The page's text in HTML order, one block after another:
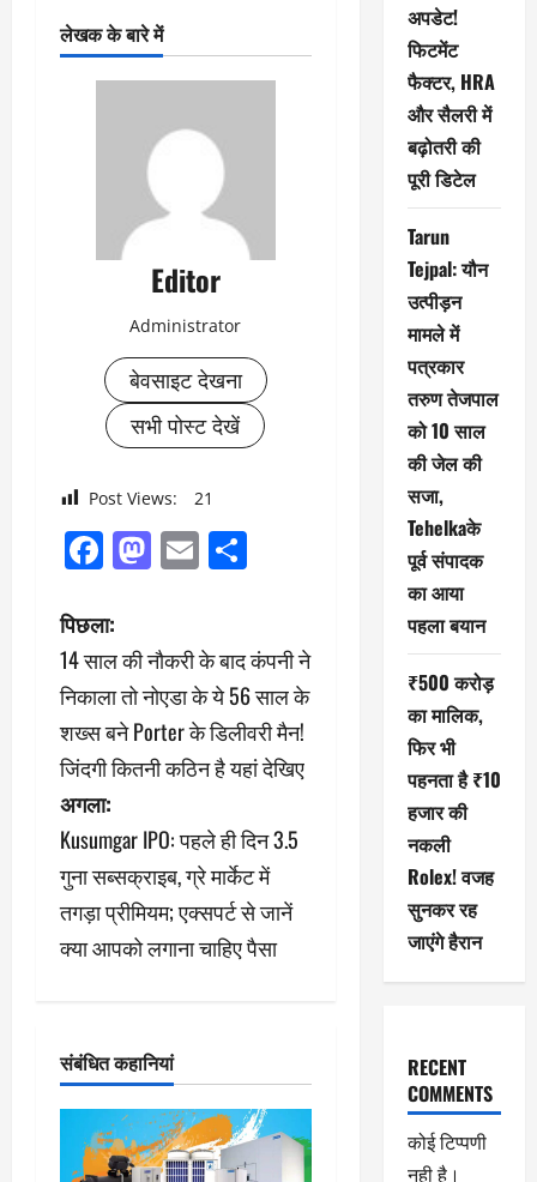
लेखक के बारे में
Editor
Administrator
बेवसाइट देखना
सभी पोस्ट देखें
Post Views: 21
Facebook
Mastodon
Email
पो
स्ट
ने
वि
गे
श
न
पिछला:
14 साल की नौकरी के बाद कंपनी ने
निकाला तो नोएडा के ये 56 साल के
शख्स बने Porter के डिलीवरी मैन!
जिंदगी कितनी कठिन है यहां देखिए
अगला:
Kusumgar IPO: पहले ही दिन 3.5
गुना सब्सक्राइब, ग्रे मार्केट में
तगड़ा प्रीमियम; एक्सपर्ट से जानें
क्या आपको लगाना चाहिए पैसा
संबंधित कहानियां
अपडेट!
फिटमेंट
फैक्टर, HRA
और सैलरी में
बढ़ोतरी की
पूरी डिटेल
Tarun
Tejpal: यौन
उत्पीड़न
मामले में
पत्रकार
तरुण तेजपाल
को 10 साल
की जेल की
सजा,
Tehelkaके
पूर्व संपादक
का आया
पहला बयान
₹500 करोड़
का मालिक,
फिर भी
पहनता है ₹10
हजार की
नकली
Rolex! वजह
सुनकर रह
जाएंगे हैरान
RECENT
COMMENTS
कोई टिप्पणी
नही है।